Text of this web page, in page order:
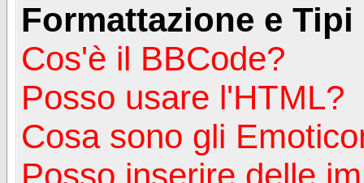
Formattazione e
Cos'è il BBCode?
Posso usare l'HTML?
Cosa sono gli
Posso inserire delle